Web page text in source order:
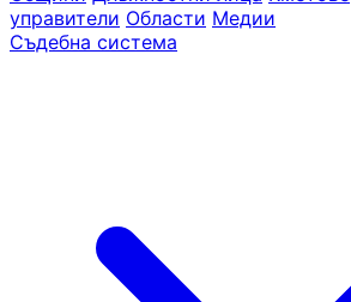
управители Области Медии
Съдебна система